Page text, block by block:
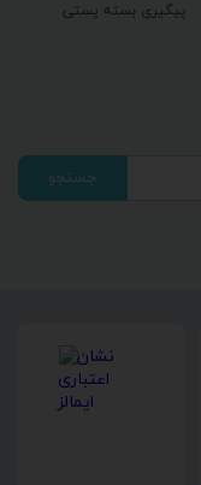
پیگیری بسته پستی
جستجو